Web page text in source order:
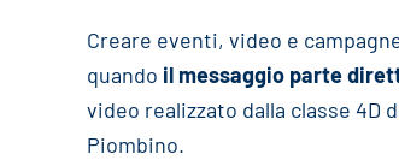
Creare eventi, video e
quando il messaggio parte
video realizzato dalla classe 4D
Piombino.